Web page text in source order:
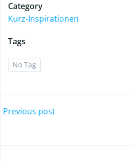
Category
Kurz-Inspirationen
Tags
No Tag
Previous post